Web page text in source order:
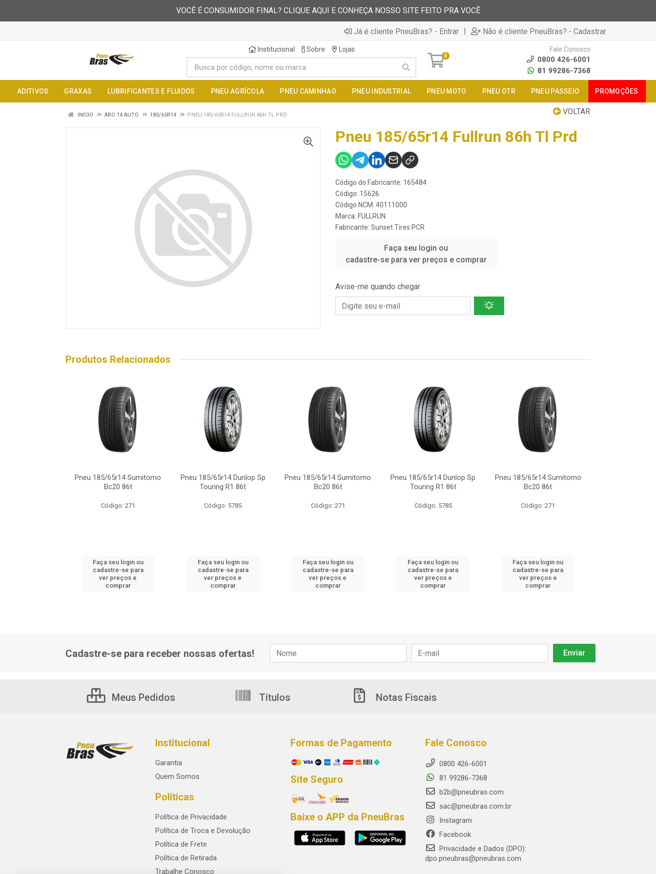
VOCÊ É CONSUMIDOR FINAL? CLIQUE AQUI E CONHEÇA NOSSO SITE FEITO PRA VOCÊ
Já é cliente PneuBras? - Entrar | Não é cliente PneuBras? - Cadastrar
Institucional Sobre Lojas
0
Fale Conosco
0800 426-6001
81 99286-7368
ADITIVOS GRAXAS LUBRIFICANTES E FLUIDOS PNEU AGRÍCOLA PNEU CAMINHAO PNEU INDUSTRIAL PNEU MOTO PNEU OTR PNEU PASSEIO PROMOÇÕES
VOLTAR
INÍCIO ARO 14 AUTO 185/65R14 PNEU 185/65R14 FULLRUN 86H TL PRD
Pneu 185/65r14 Fullrun 86h Tl Prd
Código do Fabricante: 165484
Código: 15626
Código NCM: 40111000
Marca: FULLRUN
Fabricante: Sunset Tires PCR
Faça seu login ou
cadastre-se para ver preços e comprar
Avise-me quando chegar
Produtos Relacionados
Pneu 185/65r14 Sumitomo
Bc20 86t
Código: 271
Faça seu login ou
cadastre-se para
ver preços e
comprar
Pneu 185/65r14 Dunlop Sp
Touring R1 86t
Código: 5785
Faça seu login ou
cadastre-se para
ver preços e
comprar
Pneu 185/65r14 Sumitomo
Bc20 86t
Código: 271
Faça seu login ou
cadastre-se para
ver preços e
comprar
Pneu 185/65r14 Dunlop Sp
Touring R1 86t
Código: 5785
Faça seu login ou
cadastre-se para
ver preços e
comprar
Pneu 185/65r14 Sumitomo
Bc20 86t
Código: 271
Faça seu login ou
cadastre-se para
ver preços e
comprar
Cadastre-se para receber nossas ofertas!
Meus Pedidos Títulos Notas Fiscais
Institucional
Garantia
Quem Somos
Políticas
Política de Privacidade
Política de Troca e Devolução
Política de Frete
Política de Retirada
Trabalhe Conosco
Formas de Pagamento
Site Seguro
Baixe o APP da PneuBras
Fale Conosco
0800 426-6001
81 99286-7368
b2b@pneubras.com
sac@pneubras.com.br
Instagram
Facebook
Privacidade e Dados (DPO):
dpo.pneubras@pneubras.com